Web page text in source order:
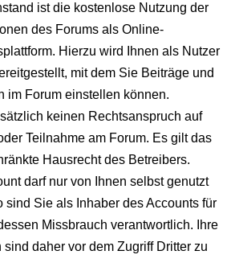
ist die kostenlose Nutzung der
des Forums als Online-
Hierzu wird Ihnen als Nutzer
mit dem Sie Beiträge und
im Forum einstellen können.
keinen Rechtsanspruch auf
Teilnahme am Forum. Es gilt das
Hausrecht des Betreibers.
darf nur von Ihnen selbst genutzt
sind Sie als Inhaber des Accounts für
Missbrauch verantwortlich. Ihre
daher vor dem Zugriff Dritter zu